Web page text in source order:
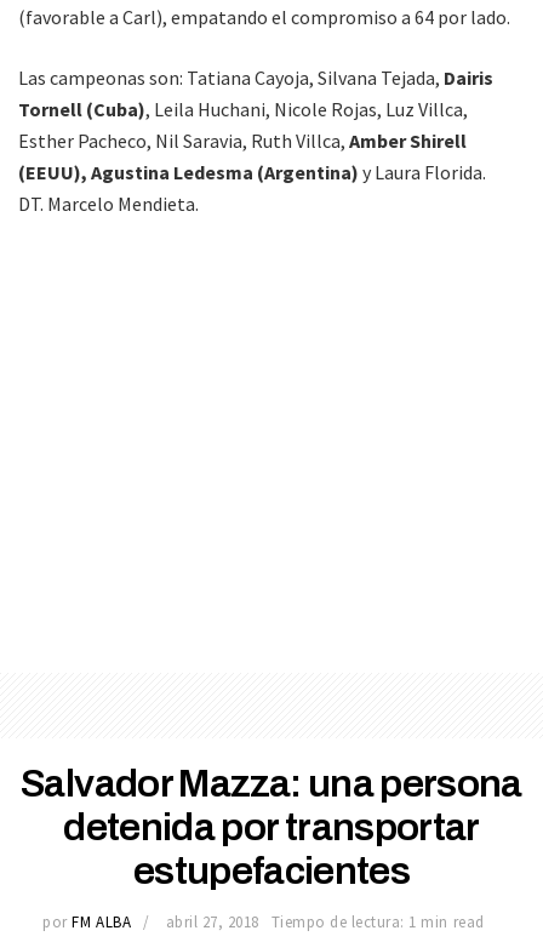
(favorable a Carl), empatando el compromiso a 64 por lado.
Las campeonas son: Tatiana Cayoja, Silvana Tejada, Dairis
Tornell (Cuba), Leila Huchani, Nicole Rojas, Luz Villca,
Esther Pacheco, Nil Saravia, Ruth Villca, Amber Shirell
(EEUU), Agustina Ledesma (Argentina) y Laura Florida.
DT. Marcelo Mendieta.
Salvador Mazza: una persona
detenida por transportar
estupefacientes
por FM ALBA abril 27, 2018 Tiempo de lectura: 1 min read